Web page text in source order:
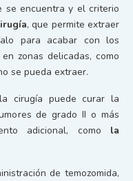
se encuentra y el criterio
, que permite extraer
para acabar con los
zonas delicadas, como
se pueda extraer.
cirugía puede curar la
de grado II o más
adicional, como la
de temozomida,